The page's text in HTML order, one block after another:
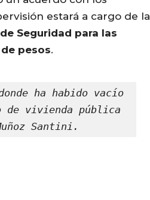
estará a cargo de la
Seguridad para las
pesos.
ha habido vacío
vivienda pública
Santini.